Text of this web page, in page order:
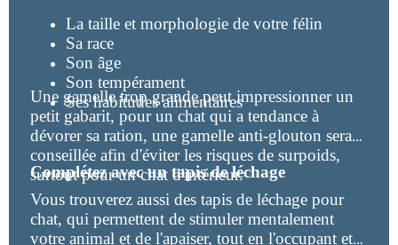
La taille et morphologie de votre félin
Sa race
Son âge
Son tempérament
Ses habitudes alimentaires
Une gamelle trop grande peut impressionner un
petit gabarit, pour un chat qui a tendance à
dévorer sa ration, une gamelle anti-glouton sera
conseillée afin d'éviter les risques de surpoids,
surtout pour un chat d'intérieur.
Complétez avec un tapis de léchage
Vous trouverez aussi des tapis de léchage pour
chat, qui permettent de stimuler mentalement
votre animal et de l'apaiser, tout en l'occupant et